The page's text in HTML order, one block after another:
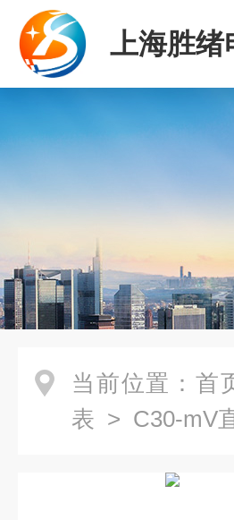
上海胜绪
当前位置： 首
表 > C30-mV